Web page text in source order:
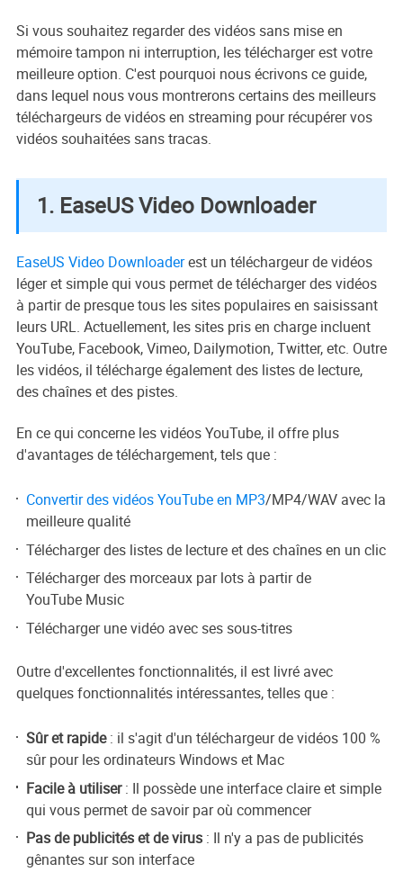
Si vous souhaitez regarder des vidéos sans mise en
mémoire tampon ni interruption, les télécharger est votre
meilleure option. C'est pourquoi nous écrivons ce guide,
dans lequel nous vous montrerons certains des meilleurs
téléchargeurs de vidéos en streaming pour récupérer vos
vidéos souhaitées sans tracas.
1. EaseUS Video Downloader
EaseUS Video Downloaderest un téléchargeur de vidéos
léger et simple qui vous permet de télécharger des vidéos
à partir de presque tous les sites populaires en saisissant
leurs URL. Actuellement, les sites pris en charge incluent
YouTube, Facebook, Vimeo, Dailymotion, Twitter, etc. Outre
les vidéos, il télécharge également des listes de lecture,
des chaînes et des pistes.
En ce qui concerne les vidéos YouTube, il offre plus
d'avantages de téléchargement, tels que :
Convertir des vidéos YouTube en MP3/MP4/WAV avec la
meilleure qualité
Télécharger des listes de lecture et des chaînes en un clic
Télécharger des morceaux par lots à partir de
YouTube Music
Télécharger une vidéo avec ses sous-titres
Outre d'excellentes fonctionnalités, il est livré avec
quelques fonctionnalités intéressantes, telles que :
Sûr et rapide: il s'agit d'un téléchargeur de vidéos 100 %
sûr pour les ordinateurs Windows et Mac
Facile à utiliser: Il possède une interface claire et simple
qui vous permet de savoir par où commencer
Pas de publicités et de virus : Il n'y a pas de publicités
gênantes sur son interface